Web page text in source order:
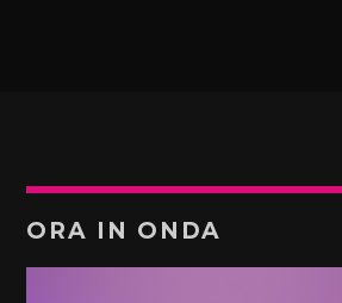
ORA IN ONDA